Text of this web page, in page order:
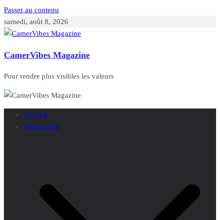
Passer au contenu
samedi, août 8, 2026
CamerVibes Magazine
Pour rendre plus visibles les valeurs
Accueil
Information